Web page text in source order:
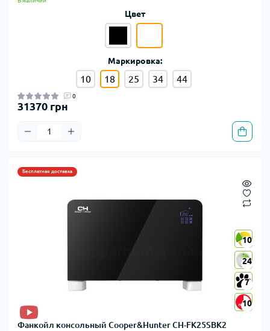
Цвет
Маркировка:
10 18 25 34 44
0
31370 грн
Бесплатная доставка
10
24
7
10
10
24
7
10
Фанкойл консольный Cooper&Hunter CH-FK25SBK2